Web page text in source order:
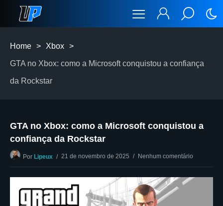
Home > Xbox >
GTA no Xbox: como a Microsoft conquistou a confiança
da Rockstar
GTA no Xbox: como a Microsoft conquistou a
confiança da Rockstar
Por Lipeux 21 de novembro de 2025 Nenhum comentário